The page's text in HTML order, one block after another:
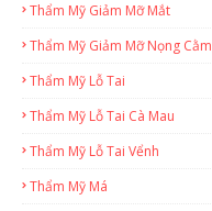
Thẩm Mỹ Giảm Mỡ Mắt
Thẩm Mỹ Giảm Mỡ Nọng Cằm
Thẩm Mỹ Lỗ Tai
Thẩm Mỹ Lỗ Tai Cà Mau
Thẩm Mỹ Lỗ Tai Vểnh
Thẩm Mỹ Má